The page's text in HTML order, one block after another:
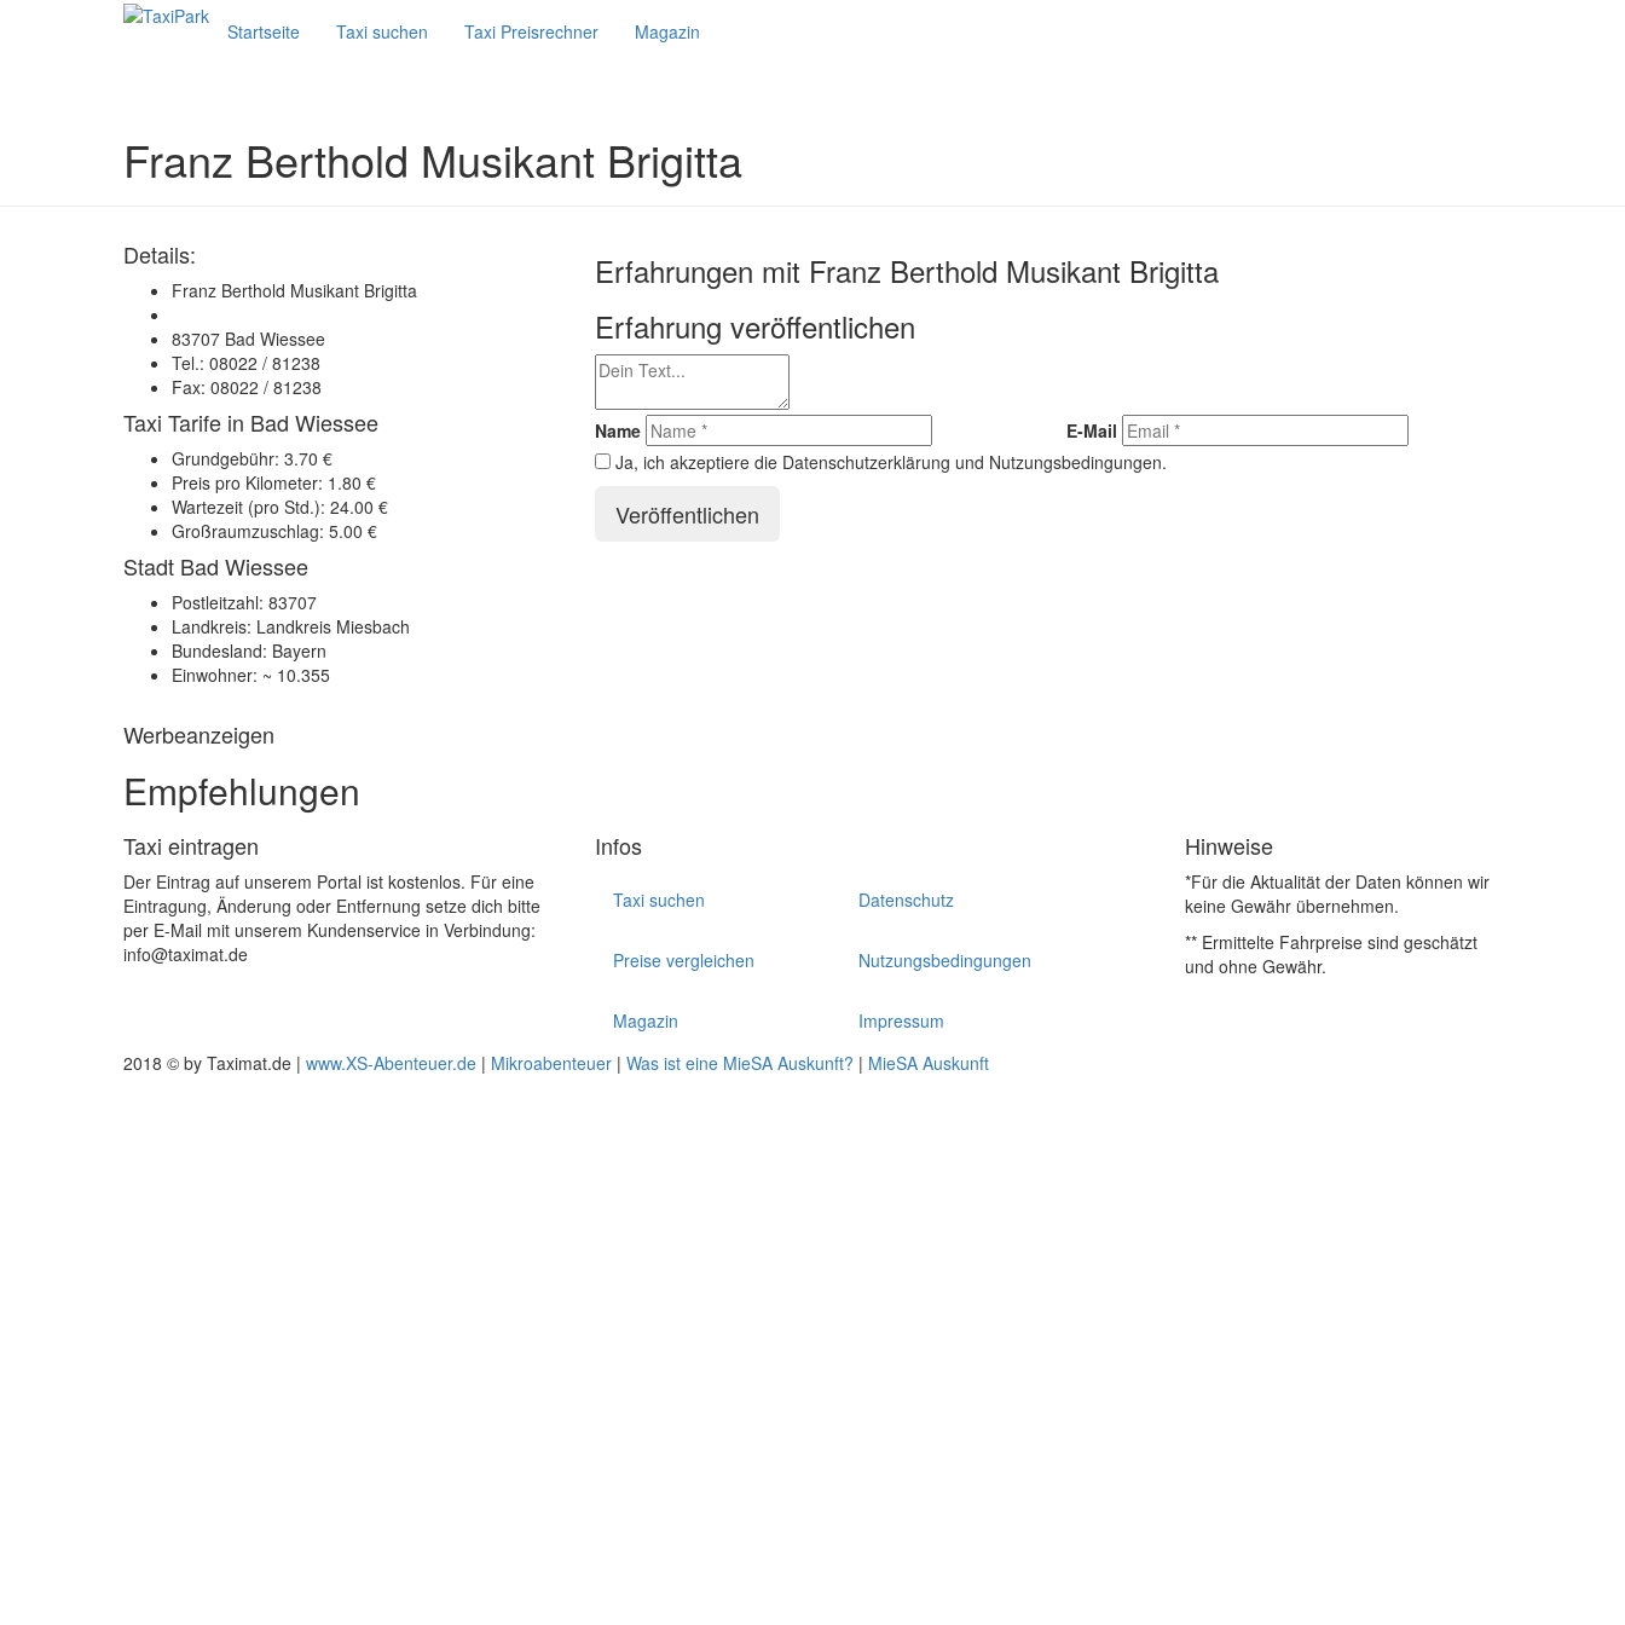
Startseite Taxi suchen Taxi Preisrechner Magazin
Franz Berthold Musikant Brigitta
Details:
Franz Berthold Musikant Brigitta
83707 Bad Wiessee
Tel.: 08022 / 81238
Fax: 08022 / 81238
Taxi Tarife in Bad Wiessee
Grundgebühr: 3.70 €
Preis pro Kilometer: 1.80 €
Wartezeit (pro Std.): 24.00 €
Großraumzuschlag: 5.00 €
Stadt Bad Wiessee
Postleitzahl: 83707
Landkreis: Landkreis Miesbach
Bundesland: Bayern
Einwohner: ~ 10.355
Erfahrungen mit Franz Berthold Musikant Brigitta
Erfahrung veröffentlichen
Name
E-Mail
Ja, ich akzeptiere die Datenschutzerklärung und Nutzungsbedingungen.
Werbeanzeigen
Empfehlungen
Taxi eintragen
Der Eintrag auf unserem Portal ist kostenlos. Für eine
Eintragung, Änderung oder Entfernung setze dich bitte
per E-Mail mit unserem Kundenservice in Verbindung:
info@taximat.de
Infos
Taxi suchen
Preise vergleichen
Magazin
Datenschutz
Nutzungsbedingungen
Impressum
Hinweise
*Für die Aktualität der Daten können wir
keine Gewähr übernehmen.
** Ermittelte Fahrpreise sind geschätzt
und ohne Gewähr.
2018 © by Taximat.de | www.XS-Abenteuer.de | Mikroabenteuer | Was ist eine MieSA Auskunft? | MieSA Auskunft